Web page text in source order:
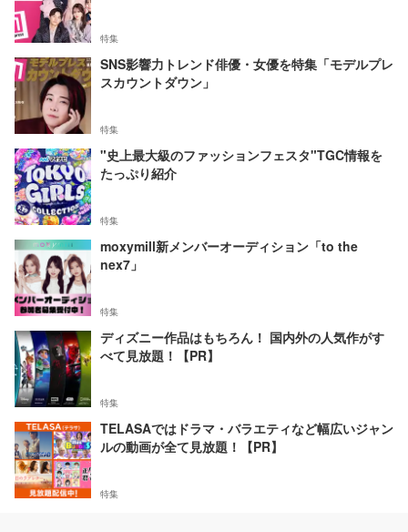
特集
SNS影響力トレンド俳優・女優を特集「モデルプレ
スカウントダウン」
特集
"史上最大級のファッションフェスタ"TGC情報を
たっぷり紹介
特集
moxymill新メンバーオーディション「to the
nex7」
特集
ディズニー作品はもちろん！ 国内外の人気作がす
べて見放題！【PR】
特集
TELASAではドラマ・バラエティなど幅広いジャン
ルの動画が全て見放題！【PR】
特集